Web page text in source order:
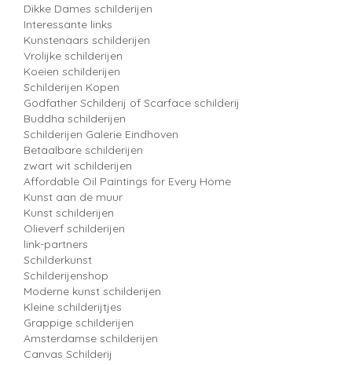
Dikke Dames schilderijen
Interessante links
Kunstenaars schilderijen
Vrolijke schilderijen
Koeien schilderijen
Schilderijen Kopen
Godfather Schilderij of Scarface schilderij
Buddha schilderijen
Schilderijen Galerie Eindhoven
Betaalbare schilderijen
zwart wit schilderijen
Affordable Oil Paintings for Every Home
Kunst aan de muur
Kunst schilderijen
Olieverf schilderijen
link-partners
Schilderkunst
Schilderijenshop
Moderne kunst schilderijen
Kleine schilderijtjes
Grappige schilderijen
Amsterdamse schilderijen
Canvas Schilderij